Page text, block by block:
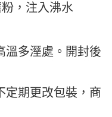
跳轉至「AFTEE先享後付」
成結帳。
的連結，可透過四大超商／
為交易完成。
若您需要取消訂單，請聯絡
為有效，需透過AFTEE先享
帳頁面顯示為準，若有關於
，請聯繫「AFTEE先享後付
控制商品重量在9~
制商品重量在9~9.5
，注入沸水
多溼處。開封後
定期更改包裝，商